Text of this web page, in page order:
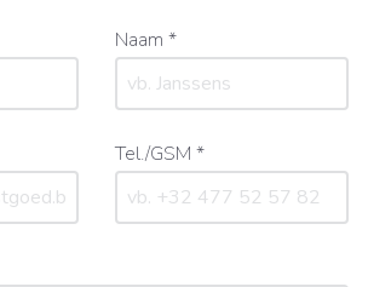
Naam *
Tel./GSM *